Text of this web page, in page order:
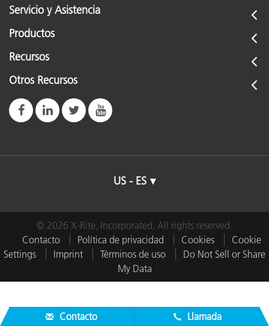
Servicio y Asistencia
Productos
Recursos
Otros Recursos
US - ES
© 2026 X-Rite, Incorporated. All rights reserved.
Contacto
Política de privacidad Cookies
Cookie
Settings
Imprint Términos de uso
Do Not Sell or Share
My Data
Contacto Llamada